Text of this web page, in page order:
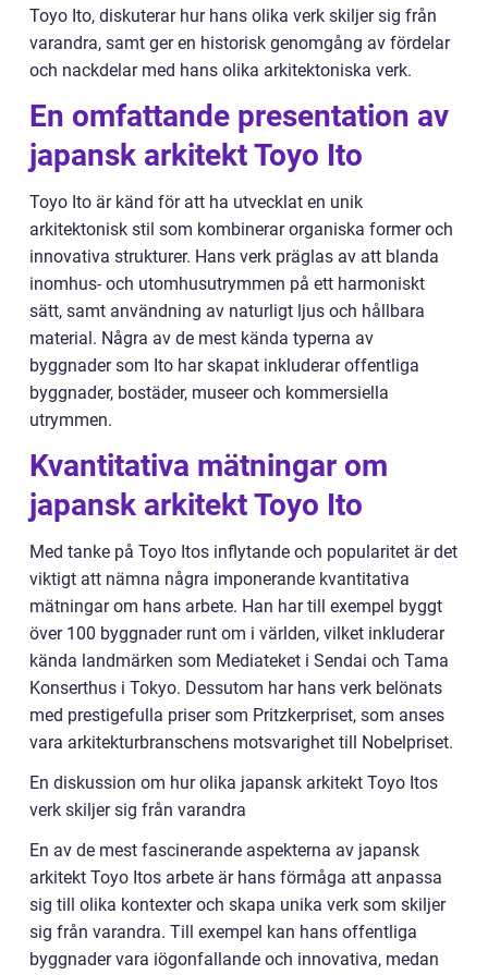
Toyo Ito, diskuterar hur hans olika verk skiljer sig från
varandra, samt ger en historisk genomgång av fördelar
och nackdelar med hans olika arkitektoniska verk.
En omfattande presentation av
japansk arkitekt Toyo Ito
Toyo Ito är känd för att ha utvecklat en unik
arkitektonisk stil som kombinerar organiska former och
innovativa strukturer. Hans verk präglas av att blanda
inomhus- och utomhusutrymmen på ett harmoniskt
sätt, samt användning av naturligt ljus och hållbara
material. Några av de mest kända typerna av
byggnader som Ito har skapat inkluderar offentliga
byggnader, bostäder, museer och kommersiella
utrymmen.
Kvantitativa mätningar om
japansk arkitekt Toyo Ito
Med tanke på Toyo Itos inflytande och popularitet är det
viktigt att nämna några imponerande kvantitativa
mätningar om hans arbete. Han har till exempel byggt
över 100 byggnader runt om i världen, vilket inkluderar
kända landmärken som Mediateket i Sendai och Tama
Konserthus i Tokyo. Dessutom har hans verk belönats
med prestigefulla priser som Pritzkerpriset, som anses
vara arkitekturbranschens motsvarighet till Nobelpriset.
En diskussion om hur olika japansk arkitekt Toyo Itos
verk skiljer sig från varandra
En av de mest fascinerande aspekterna av japansk
arkitekt Toyo Itos arbete är hans förmåga att anpassa
sig till olika kontexter och skapa unika verk som skiljer
sig från varandra. Till exempel kan hans offentliga
byggnader vara iögonfallande och innovativa, medan